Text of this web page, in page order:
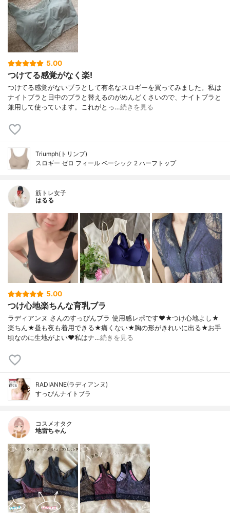
5.00
つけてる感覚がなく楽!
つけてる感覚がないブラとして有名なスロギーを買ってみました。私は
ナイトブラと日中のブラと替えるのがめんどくさいので、ナイトブラと
兼用して使っています。これがとっ…続きを見る
Triumph(トリンプ)
スロギー ゼロ フィール ベーシック 2 ハーフトップ
筋トレ女子
はるる
5.00
つけ心地楽ちんな育乳ブラ
ラディアンヌ さんのすっぴんブラ 使用感レポです❤️★つけ心地よし★
楽ちん★昼も夜も着用できる★痛くない★胸の形がきれいに出る★お手
頃なのに生地がよい❤️私はナ…続きを見る
RADIANNE(ラディアンヌ)
すっぴんナイトブラ
コスメオタク
地雷ちゃん